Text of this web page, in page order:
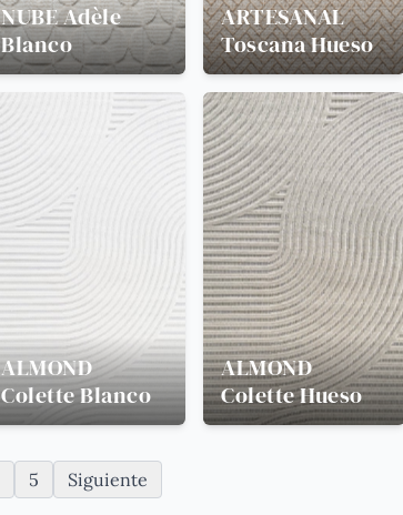
NUBEAdèle
Blanco
ARTESANAL
Toscana Hueso
ALMOND
Colette Blanco
ALMOND
Colette Hueso
5 Siguiente